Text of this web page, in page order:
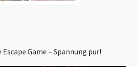
Escape Game – Spannung pur!